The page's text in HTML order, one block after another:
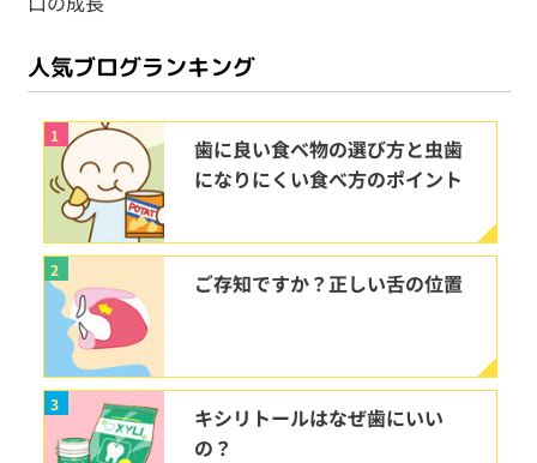
人気ブログランキング
1
歯に良い食べ物の選び方と虫歯
になりにくい食べ方のポイント
2 ご存知ですか？正しい舌の位置
3
キシリトールはなぜ歯にいい
の？